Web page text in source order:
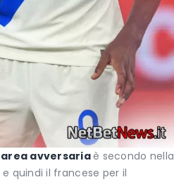
area avversariaè secondo nella
quindi il francese per il